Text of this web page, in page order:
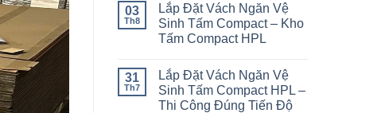
03
Th8
Lắp Đặt Vách Ngăn Vệ
Sinh Tấm Compact – Kho
Tấm Compact HPL
31
Th7
Lắp Đặt Vách Ngăn Vệ
Sinh Tấm Compact HPL –
Thi Công Đúng Tiến Độ